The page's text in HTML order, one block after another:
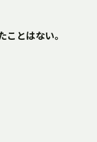
とはない。